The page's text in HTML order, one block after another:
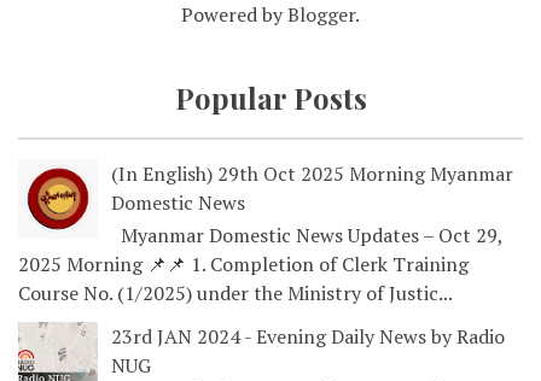
Powered byBlogger.
Popular Posts
(In English) 29th Oct 2025 Morning Myanmar
Domestic News
Myanmar Domestic News Updates – Oct 29,
2025 Morning 📌📌 1. Completion of Clerk Training
Course No. (1/2025) under the Ministry of Justic...
23rd JAN 2024 - Evening Daily News by Radio
NUG